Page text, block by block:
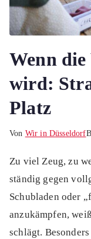
Wenn
wird:
Platz
Von Wir in Düsseldorf
Zu viel Zeug, zu
ständig gegen
Schubladen oder
anzukämpfen,
schlägt.